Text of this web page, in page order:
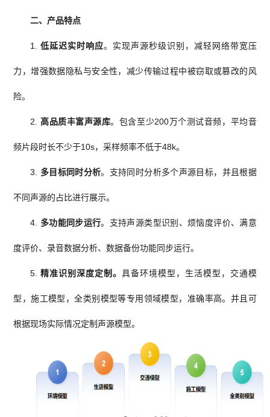
二、产品特点
1.低延迟实时响应。实现声源秒级识别 ，减轻网络带宽压
力，增强数据隐私与安全性，减少传输过程中被窃取或篡改的风
险。
2. 高品质丰富声源库。包含至少200万个测试音频，平均音
频片段时长不少于10s，采样频率不低于48k。
3. 多目标同时分析。支持同时分析多个声源目标，并且根据
不同声源的占比进行展示。
4. 多功能同步运行。支持声源类型识别、烦恼度评价、满意
度评价、录音数据分析、数据备份功能同步运行。
5.精准识别深度定制。具备环境模型，生活模型，交通模
型，施工模型，全类别模型等专用领域模型，准确率高。并且可
根据现场实际情况定制声源模型。